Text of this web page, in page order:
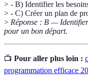
> - B) Identifier les
> - C) Créer un plan de
> Réponse : B — Identifier
pour un bon départ.
📺 Pour aller plus loin :
programmation efficace